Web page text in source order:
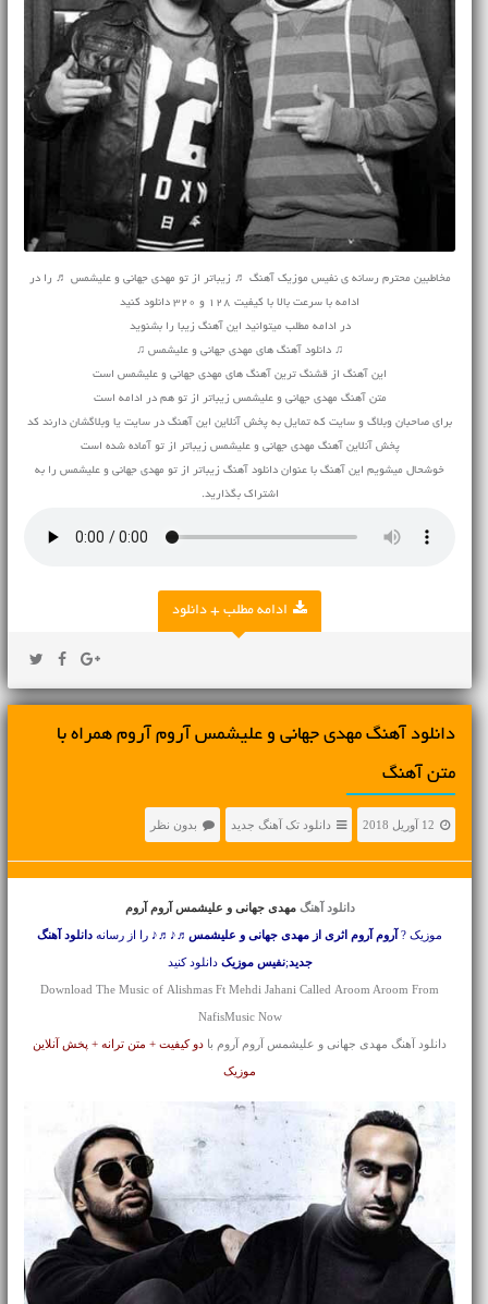
مخاطبین محترم رسانه ی نفیس موزیک آهنگ ♬ زیباتر از تو مهدی جهانی و علیشمس ♬ را در
ادامه با سرعت بالا با کیفیت 128 و 320 دانلود کنید
در ادامه مطلب میتوانید این آهنگ زیبا را بشنوید
♫ دانلود آهنگ های مهدی جهانی و علیشمس ♫
این آهنگ از قشنگ ترین آهنگ های مهدی جهانی و علیشمس است
متن آهنگ مهدی جهانی و علیشمس زیباتر از تو هم در ادامه است
برای صاحبان وبلاگ و سایت که تمایل به پخش آنلاین این آهنگ در سایت یا وبلاگشان دارند کد
پخش آنلاین آهنگ مهدی جهانی و علیشمس زیباتر از تو آماده شده است
خوشحال میشویم این آهنگ با عنوان دانلود آهنگ زیباتر از تو مهدی جهانی و علیشمس را به
اشتراک بگذارید.
ادامه مطلب + دانلود
دانلود آهنگ مهدی جهانی و علیشمس آروم آروم همراه با
متن آهنگ
12 آوریل 2018 دانلود تک آهنگ جدید بدون نظر
دانلود آهنگ مهدی جهانی و علیشمس آروم آروم
موزیک ? آروم آروم اثری از مهدی جهانی و علیشمس ♬♪♬♪ را از رسانه دانلود آهنگ
جدید;نفیس موزیک دانلود کنید
Download The Music of Alishmas Ft Mehdi Jahani Called Aroom Aroom From
NafisMusic Now
دانلود آهنگ مهدی جهانی و علیشمس آروم آروم با دو کیفیت + متن ترانه + پخش آنلاین
موزیک